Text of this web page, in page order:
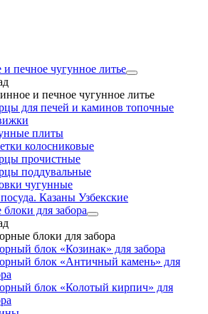
печное чугунное литье
и печное чугунное литье
для печей и каминов топочные
плиты
колосниковые
прочистные
поддувальные
чугунные
Казаны Узбекские
для забора
блоки для забора
блок «Козинак» для забора
блок «Античный камень» для
блок «Колотый кирпич» для